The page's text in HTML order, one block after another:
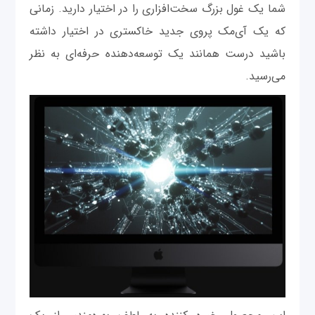
شما یک غول بزرگ سخت‌افزاری را در اختیار دارید. زمانی
که یک آی‌مک پرو‌ی جدید خاکستری در اختیار داشته
باشید درست همانند یک توسعه‌دهنده حرفه‌ای به نظر
می‌رسید.